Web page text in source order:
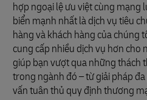
hợp ngoại lệ ưu việt cùng mạng
biển mạnh nhất là dịch vụ tiêu
hàng và khách hàng của chúng
cung cấp nhiều dịch vụ hơn cho
giúp bạn vượt qua những thách
trong ngành đó – từ giải pháp
vấn tuân thủ quy định thương